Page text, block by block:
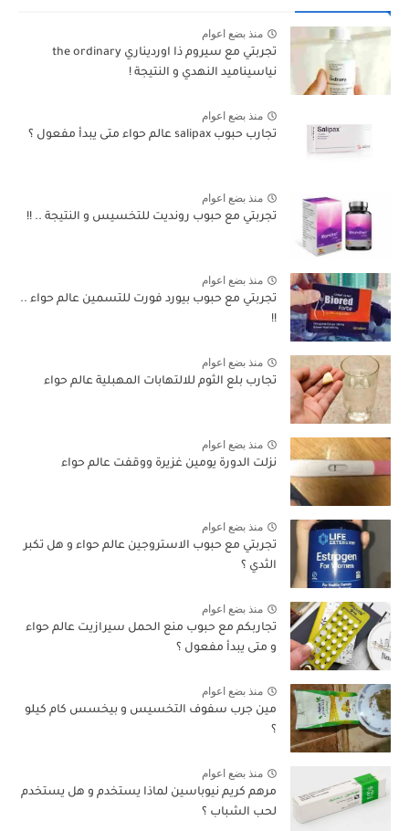
منذ بضع اعوام
تجربتي مع سيروم ذا اورديناري the ordinary
نياسيناميد النهدي و النتيجة !
منذ بضع اعوام
تجارب حبوب salipax عالم حواء متى يبدأ مفعول ؟
منذ بضع اعوام
تجربتي مع حبوب رونديت للتخسيس و النتيجة .. !!
منذ بضع اعوام
تجربتي مع حبوب بيورد فورت للتسمين عالم حواء ..
!!
منذ بضع اعوام
تجارب بلع الثوم للالتهابات المهبلية عالم حواء
منذ بضع اعوام
نزلت الدورة يومين غزيرة ووقفت عالم حواء
منذ بضع اعوام
تجربتي مع حبوب الاستروجين عالم حواء و هل تكبر
الثدي ؟
منذ بضع اعوام
تجاربكم مع حبوب منع الحمل سيرازيت عالم حواء
و متى يبدأ مفعول ؟
منذ بضع اعوام
مين جرب سفوف التخسيس و بيخسس كام كيلو
؟
منذ بضع اعوام
مرهم كريم نيوباسين لماذا يستخدم و هل يستخدم
لحب الشباب ؟